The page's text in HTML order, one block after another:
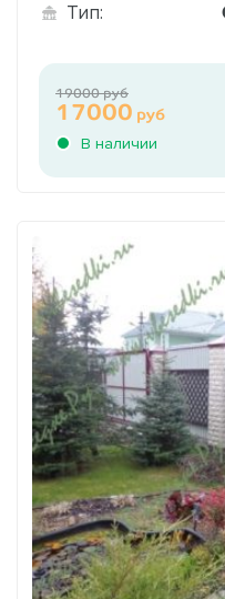
Тип:
В наличии
17000 руб
19000 руб